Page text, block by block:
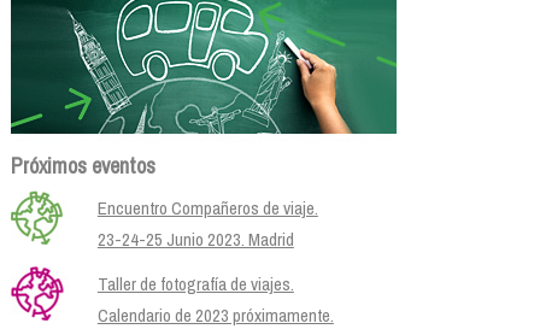
Próximos eventos
Encuentro Compañeros de viaje.
23-24-25 Junio 2023. Madrid
Taller de fotografía de viajes.
Calendario de 2023 próximamente.